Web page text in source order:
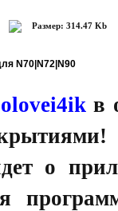
Размер: 314.47 Kb
N70|N72|N90
в
о